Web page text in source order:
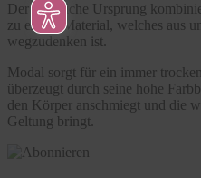
Der natürliche Ursprung
zu einem Material, welches aus
wegzudenken ist.
Modal sorgt für ein immer
überzeugt durch seine hohe
den Körper anschmiegt und die
Geltung bringt.